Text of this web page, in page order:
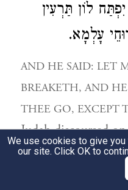
לוֹן תַּרְעִין
עָלְמָא.
AND HE SAID: LET
BREAKETH, AND
THEE GO, EXCEPT
Judah discoursed
looketh forth as the
the sun, terrible as an
We use cookies to give
our site. Click OK to